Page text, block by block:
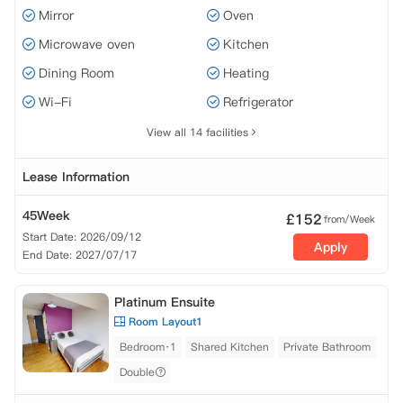
Mirror
Oven
Microwave oven
Kitchen
Dining Room
Heating
Wi-Fi
Refrigerator
View all 14 facilities
Lease Information
45Week
Start Date: 2026/09/12
End Date: 2027/07/17
£152from/Week
Apply
Platinum Ensuite
Room Layout1
Bedroom·1
Shared Kitchen
Private Bathroom
Double